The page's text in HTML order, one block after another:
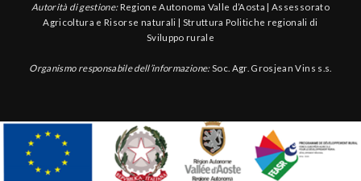
Autorità di gestione:Regione Autonoma Valle d’Aosta | Assessorato
Agricoltura e Risorse naturali | Struttura Politiche regionali di
Sviluppo rurale
Organismo responsabile dell’informazione: Soc. Agr. Grosjean Vins s.s.